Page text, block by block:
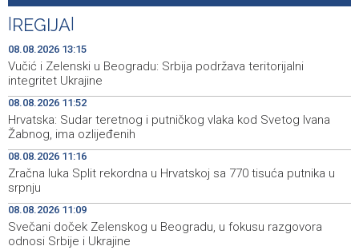
15:27
Dokumentarac 'Bulevar Ivice Osima' osvojio nagradu na
City Festu u Niškoj Banji
15:09
Konjic ugostio 23 folklorna društva na 26.
Međunarodnom festivalu ‘Konjička sehara’
15:05
Vozači u HBŽ-u pozvani na oprez zbog divljih konja na
cestama
14:49
Bh. Muay Thai reprezentacija na Svjetskom prvenstvu u
najbrojnijem sastavu do sada (VIDEO)
14:30
jugu do 39 stepeni
REGIJA
08.08.2026 13:15
Vučić i Zelenski u Beogradu: Srbija podržava teritorijalni
integritet Ukrajine
08.08.2026 11:52
Hrvatska: Sudar teretnog i putničkog vlaka kod Svetog Ivana
Žabnog, ima ozlijeđenih
08.08.2026 11:16
Zračna luka Split rekordna u Hrvatskoj sa 770 tisuća putnika u
srpnju
08.08.2026 11:09
Svečani doček Zelenskog u Beogradu, u fokusu razgovora
odnosi Srbije i Ukrajine